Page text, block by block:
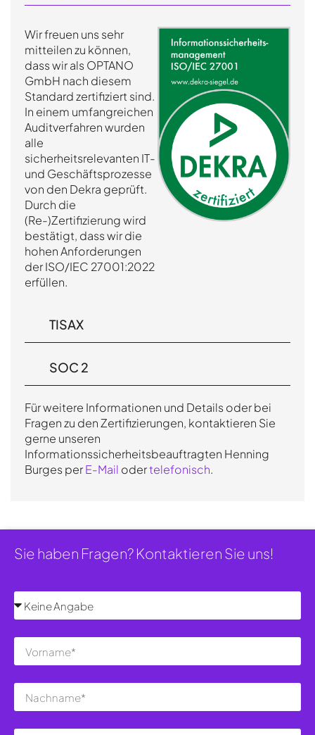
TISAX
SOC 2
Wir freuen uns sehr
mitteilen zu können,
dass wir als OPTANO
GmbH nach diesem
Standard zertifiziert sind.
In einem umfangreichen
Auditverfahren wurden
alle
sicherheitsrelevanten IT-
und Geschäftsprozesse
von den Dekra geprüft.
Durch die
(Re-)Zertifizierung wird
bestätigt, dass wir die
hohen Anforderungen
der ISO/IEC 27001:2022
erfüllen.
Für weitere Informationen und Details oder bei
Fragen zu den Zertifizierungen, kontaktieren Sie
gerne unseren
Informationssicherheitsbeauftragten Henning
Burges perE-Mail odertelefonisch.
Sie haben Fragen? Kontaktieren Sie uns!